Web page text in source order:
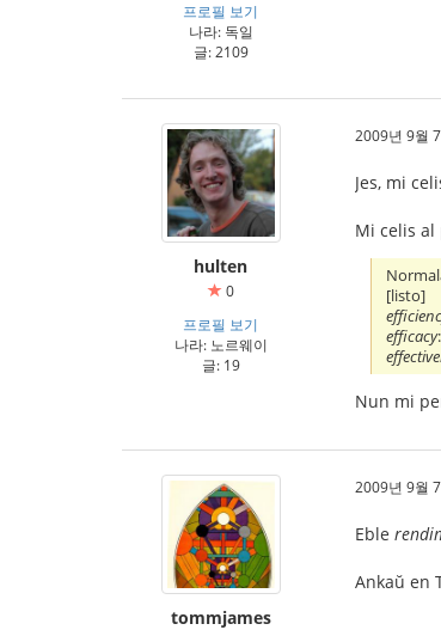
프로필 보기
나라: 독일
글: 2109
hulten
0
프로필 보기
나라: 노르웨이
글: 19
2009년 9월
Jes, mi
Mi celis
[listo]
efficacy
Nun mi
tommjames
2009년 9월
Eble
Ankaŭ en